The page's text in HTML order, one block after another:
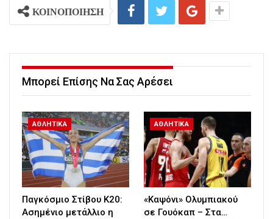
ΚΟΙΝΟΠΟΙΗΣΗ
Μπορεί Επίσης Να Σας Αρέσει
ΑΘΛΗΤΙΚΑ
Παγκόσμιο Στίβου Κ20:
Ασημένιο μετάλλιο η
ΑΘΛΗΤΙΚΑ
«Καψόνι» Ολυμπιακού
σε Γουόκαπ – Στα…